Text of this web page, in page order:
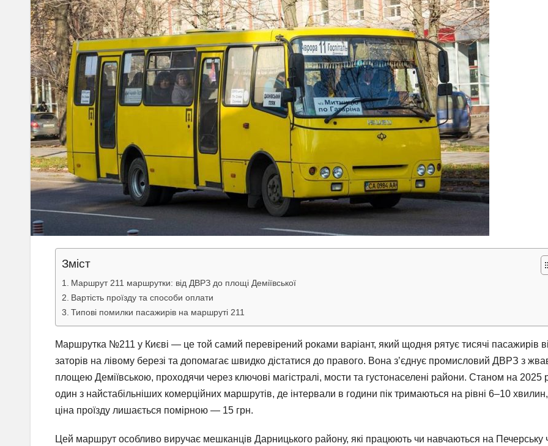
Зміст
Маршрут 211 маршрутки: від ДВРЗ до площі Деміївської
Вартість проїзду та способи оплати
Типові помилки пасажирів на маршруті 211
Маршрутка №211 у Києві — це той самий перевірений роками варіант, який щодня рятує тисячі пасажирів
заторів на лівому березі та допомагає швидко дістатися до правого. Вона з’єднує промисловий ДВРЗ з
площею Деміївською, проходячи через ключові магістралі, мости та густонаселені райони. Станом на 2025
один з найстабільніших комерційних маршрутів, де інтервали в години пік тримаються на рівні 6–10
ціна проїзду лишається помірною — 15 грн.
Цей маршрут особливо виручає мешканців Дарницького району, які працюють чи навчаються на Печерську